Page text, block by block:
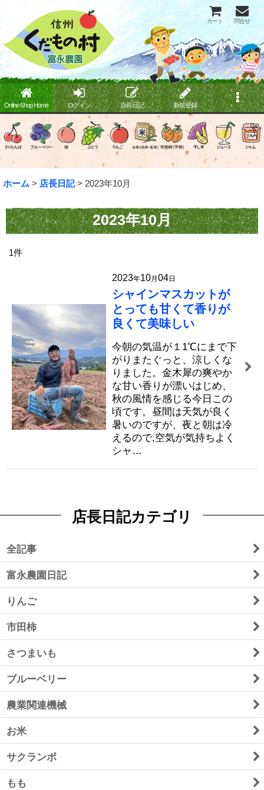
カート 問合せ
Online Shop Home ログイン 店長日記 新規登録
ホーム > 店長日記 > 2023年10月
2023年10月
1件
2023年10月 04日
シャインマスカットが
とっても甘くて香りが
良くて美味しい
今朝の気温が１1℃にまで下
がりまたぐっと、涼しくな
りました。金木犀の爽やか
な甘い香りが漂いはじめ、
秋の風情を感じる今日この
頃です。昼間は天気が良く
暑いのですが、夜と朝は冷
えるので,空気が気持ちよく
シャ…
店長日記カテゴリ
全記事
富永農園日記
りんご
市田柿
さつまいも
ブルーベリー
農業関連機械
お米
サクランボ
もも